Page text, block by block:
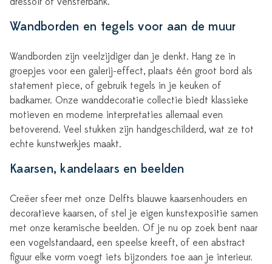
Wandborden en tegels voor aan de muur
Wandborden zijn veelzijdiger dan je denkt. Hang ze in
groepjes voor een galerij-effect, plaats één groot bord als
statement piece, of gebruik tegels in je keuken of
badkamer. Onze wanddecoratie collectie biedt klassieke
motieven en moderne interpretaties allemaal even
betoverend. Veel stukken zijn handgeschilderd, wat ze tot
echte kunstwerkjes maakt.
Kaarsen, kandelaars en beelden
Creëer sfeer met onze Delfts blauwe kaarsenhouders en
decoratieve kaarsen, of stel je eigen kunstexpositie samen
met onze keramische beelden. Of je nu op zoek bent naar
een vogelstandaard, een speelse kreeft, of een abstract
figuur elke vorm voegt iets bijzonders toe aan je interieur.